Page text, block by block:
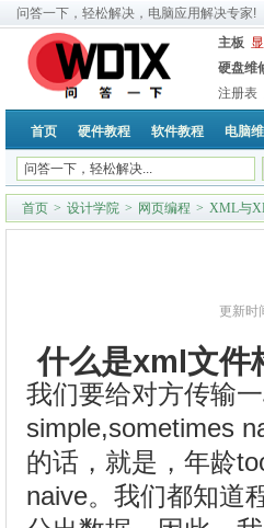
问答一下，轻松解决，电脑应用解决专家!
主板
硬盘维
注册表
首页 硬件教程 软件教程 电脑
首页 > 设计学院 > 网页编程 > XML与
更新时
什么是xml文件
我们要给对方传输
simple,sometimes
的话，就是，年龄
naive。我们都知道